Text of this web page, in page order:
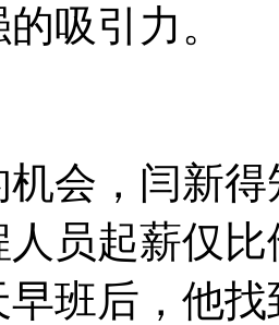
吸引力。
会，闫新
员起薪仅
早班后，他